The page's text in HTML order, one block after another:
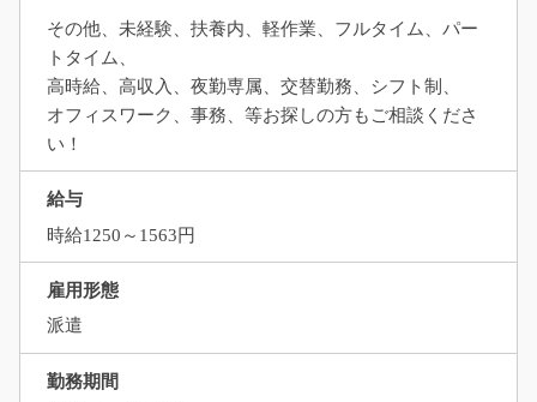
その他、未経験、扶養内、軽作業、フルタイム、パー
トタイム、
高時給、高収入、夜勤専属、交替勤務、シフト制、
オフィスワーク、事務、等お探しの方もご相談くださ
い！
給与
時給1250～1563円
雇用形態
派遣
勤務期間